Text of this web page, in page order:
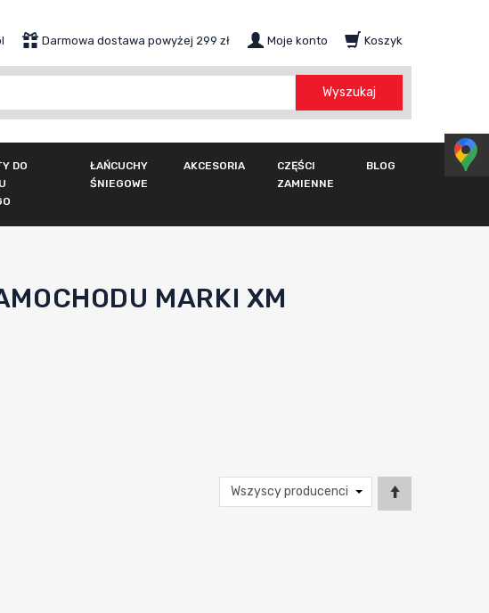
Darmowa dostawa powyżej 299 zł Moje konto Koszyk
Wyszukaj
DO
ŁAŃCUCHY
ŚNIEGOWE
AKCESORIA
CZĘŚCI
ZAMIENNE
BLOG
MARKI XM